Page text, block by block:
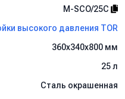
M-SCO/25C
высокого давления TOR
360х340х800 мм
25 л
Сталь окрашенная